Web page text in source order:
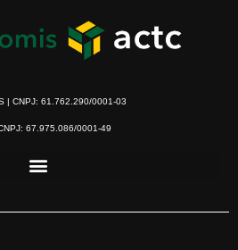
| CNPJ: 61.762.290/0001-03
67.975.086/0001-49